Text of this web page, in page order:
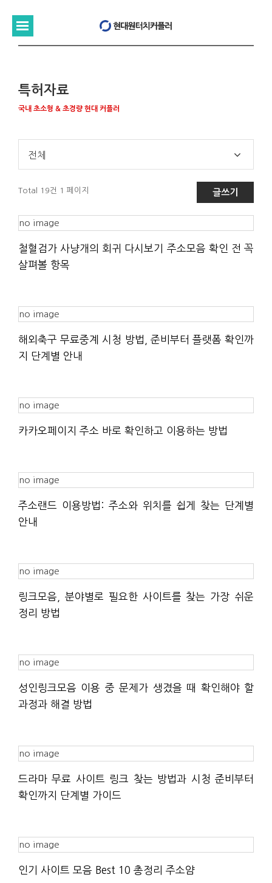
특허자료
국내 초소형 & 초경량 현대 커플러
전체
Total 19건 1 페이지 글쓰기
no image
철혈검가 사냥개의 회귀 다시보기 주소모음 확인 전 꼭
살펴볼 항목
no image
해외축구 무료중계 시청 방법, 준비부터 플랫폼 확인까
지 단계별 안내
no image
카카오페이지 주소 바로 확인하고 이용하는 방법
no image
주소랜드 이용방법: 주소와 위치를 쉽게 찾는 단계별
안내
no image
링크모음, 분야별로 필요한 사이트를 찾는 가장 쉬운
정리 방법
no image
성인링크모음 이용 중 문제가 생겼을 때 확인해야 할
과정과 해결 방법
no image
드라마 무료 사이트 링크 찾는 방법과 시청 준비부터
확인까지 단계별 가이드
no image
인기 사이트 모음 Best 10 총정리 주소얌